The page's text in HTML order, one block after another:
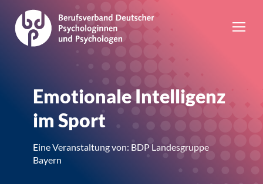
Emotionale Intelligenz
im Sport
Eine Veranstaltung von: BDP Landesgruppe
Bayern